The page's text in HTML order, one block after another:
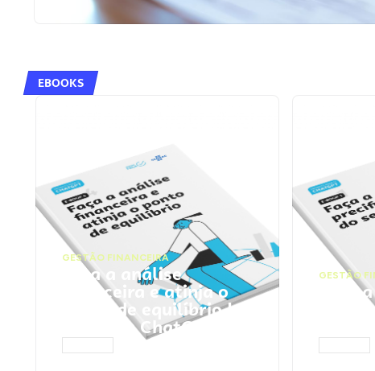
EBOOKS
GESTÃO FINANCEIRA
Faça a análise
financeira e atinja o
ponto de equilíbrio |
Prompts ChatGPT
GESTÃO
Faça
seu